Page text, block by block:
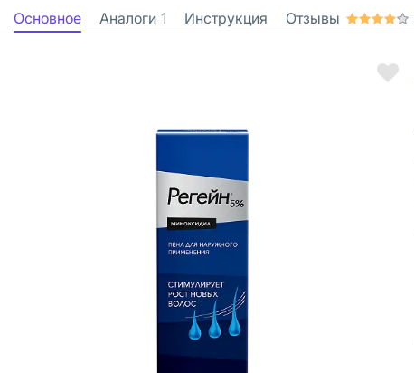
Основное Аналоги 1 Инструкция Отзывы